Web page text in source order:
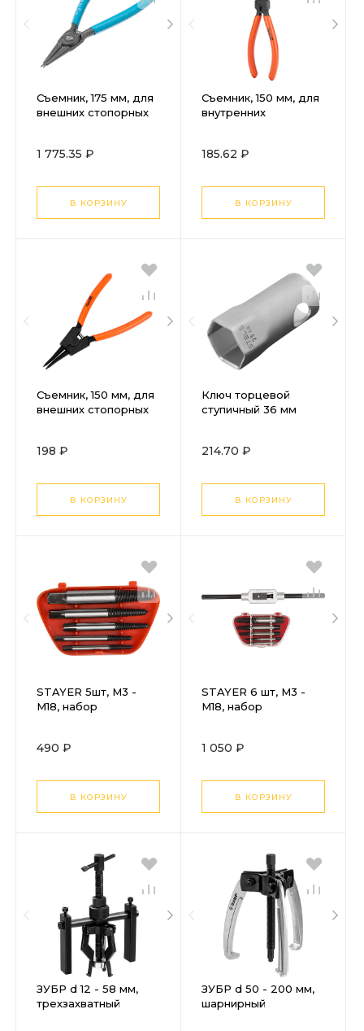
Съемник, 175 мм, для
внешних стопорных
(разжим) Gross
1 775.35 ₽
В КОРЗИНУ
Съемник, 150 мм, для
внутренних
(сжим) Sparta
185.62 ₽
В КОРЗИНУ
Съемник, 150 мм, для
внешних стопорных
198 ₽
В КОРЗИНУ
Ключ торцевой
ступичный 36 мм
214.70 ₽
В КОРЗИНУ
STAYER 5шт, М3 -
М18, набор
490 ₽
В КОРЗИНУ
STAYER 6 шт, М3 -
М18, набор
1 050 ₽
В КОРЗИНУ
ЗУБР d 12 - 58 мм,
трехзахватный
ЗУБР d 50 - 200 мм,
шарнирный